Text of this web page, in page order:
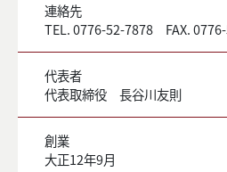
連絡先
TEL. 0776-52-7878 FAX.
代表者
代表取締役 長谷川友則
創業
大正12年9月